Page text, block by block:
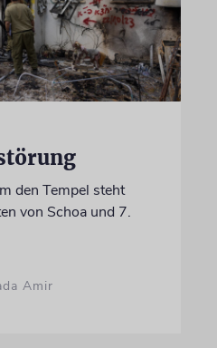
den Tempel steht
von Schoa und 7.
Amir